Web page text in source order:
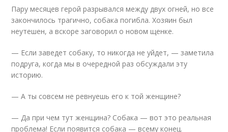
Пару месяцев герой разрывался между двух огней, но все
закончилось трагично, собака погибла. Хозяин был
неутешен, а вскоре заговорил о новом щенке.
— Если заведет собаку, то никогда не уйдет, — заметила
подруга, когда мы в очередной раз обсуждали эту
историю.
— А ты совсем не ревнуешь его к той женщине?
— Да при чем тут женщина? Собака — вот это реальная
проблема! Если появится собака — всему конец.